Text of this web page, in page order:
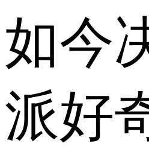
如今
派好